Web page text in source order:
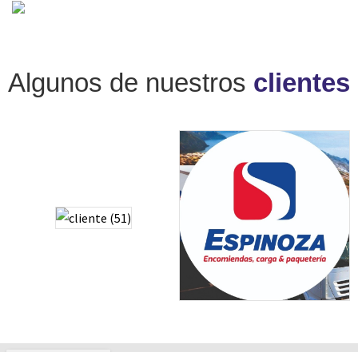
Algunos de nuestros clientes